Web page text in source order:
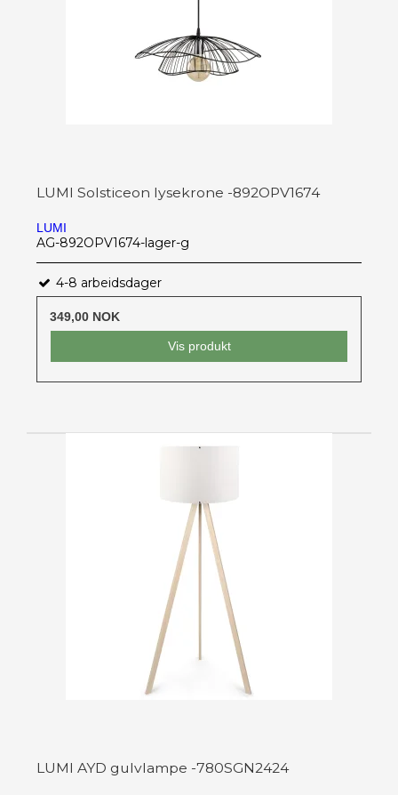
LUMI Solsticeon lysekrone -892OPV1674
LUMI
AG-892OPV1674-lager-g
4-8 arbeidsdager
349,00 NOK
Vis produkt
LUMI AYD gulvlampe -780SGN2424